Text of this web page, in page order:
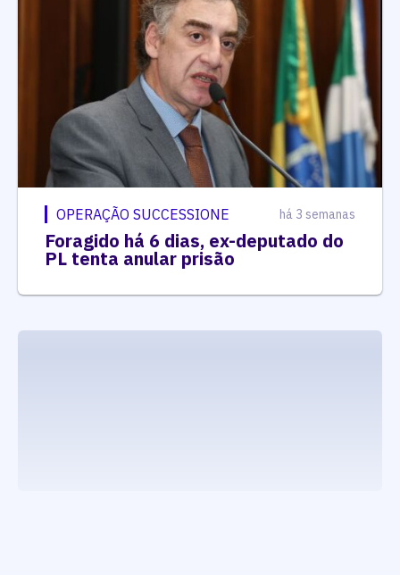
OPERAÇÃO SUCCESSIONE há 3 semanas
Foragido há 6 dias, ex-deputado do
PL tenta anular prisão